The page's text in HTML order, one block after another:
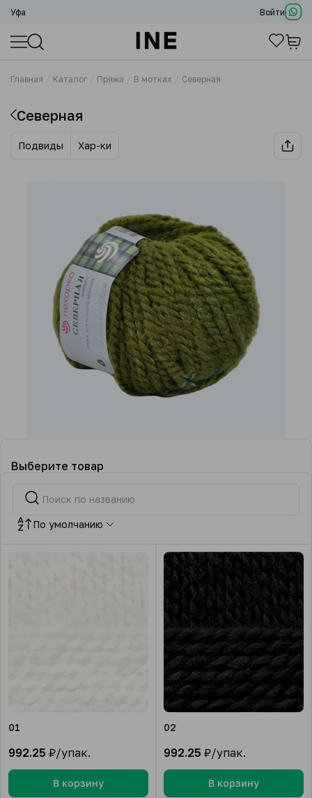
Уфа Войти
Главная Каталог Пряжа В мотках Северная
Северная
Подвиды Хар-ки
Выберите товар
По умолчанию
01
992.25 ₽/упак.
В корзину
02
992.25 ₽/упак.
В корзину